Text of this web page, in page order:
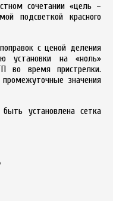
сочетании «цель –
подсветкой красного
с ценой деления
установки на «ноль»
во время пристрелки.
значения
установлена сетка